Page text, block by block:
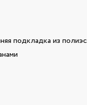
из